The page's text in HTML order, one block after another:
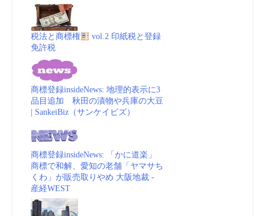
税法と商標権
vol.2 印紙税と登録
免許税
商標登録insideNews: 地理的表示に3
品目追加 秋田の漬物や兵庫の大豆
| SankeiBiz（サンケイビズ）
商標登録insideNews: 「かに道楽」
商標で和解、愛知の老舗「ヤマサち
くわ」が販売取りやめ 大阪地裁 -
産経WEST